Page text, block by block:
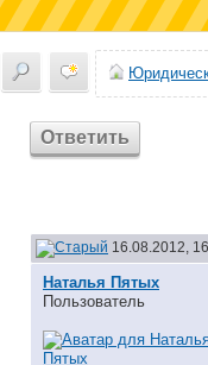
Ответить
16.08.2012,
Наталья Пятых
Пользователь